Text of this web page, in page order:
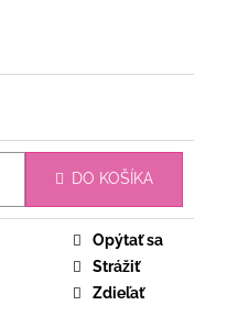
DO KOŠÍKA
Opýtať sa
Strážiť
Zdieľať